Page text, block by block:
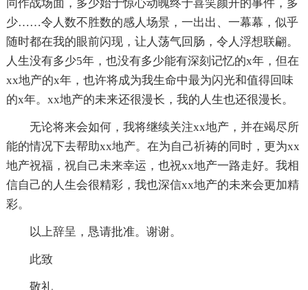
同作战场面，多少始于惊心动魄终于喜笑颜开的事件，多
少……令人数不胜数的感人场景，一出出、一幕幕，似乎
随时都在我的眼前闪现，让人荡气回肠，令人浮想联翩。
人生没有多少5年，也没有多少能有深刻记忆的x年，但在
xx地产的x年，也许将成为我生命中最为闪光和值得回味
的x年。xx地产的未来还很漫长，我的人生也还很漫长。
无论将来会如何，我将继续关注xx地产，并在竭尽所
能的情况下去帮助xx地产。在为自己祈祷的同时，更为xx
地产祝福，祝自己未来幸运，也祝xx地产一路走好。我相
信自己的人生会很精彩，我也深信xx地产的未来会更加精
彩。
以上辞呈，恳请批准。谢谢。
此致
敬礼